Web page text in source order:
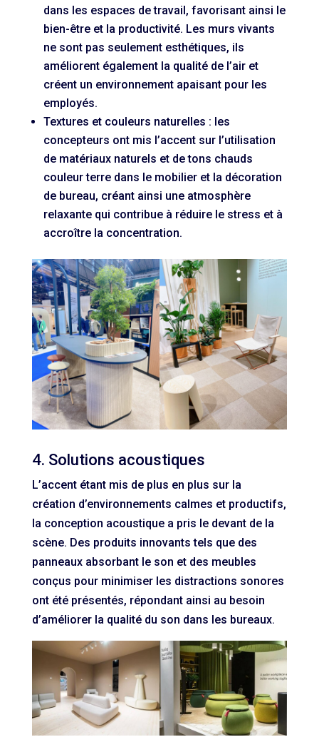
dans les espaces de travail, favorisant ainsi le
bien-être et la productivité. Les murs vivants
ne sont pas seulement esthétiques, ils
améliorent également la qualité de l’air et
créent un environnement apaisant pour les
employés.
Textures et couleurs naturelles : les
concepteurs ont mis l’accent sur l’utilisation
de matériaux naturels et de tons chauds
couleur terre dans le mobilier et la décoration
de bureau, créant ainsi une atmosphère
relaxante qui contribue à réduire le stress et à
accroître la concentration.
4. Solutions acoustiques
L’accent étant mis de plus en plus sur la
création d’environnements calmes et productifs,
la conception acoustique a pris le devant de la
scène. Des produits innovants tels que des
panneaux absorbant le son et des meubles
conçus pour minimiser les distractions sonores
ont été présentés, répondant ainsi au besoin
d’améliorer la qualité du son dans les bureaux.